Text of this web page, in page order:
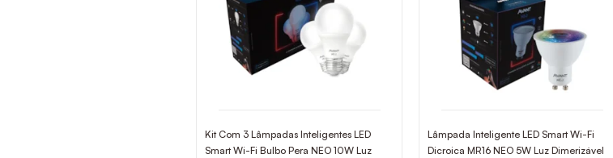
Kit Com 3 Lâmpadas Inteligentes LED
Smart Wi-Fi Bulbo Pera NEO 10W Luz
Lâmpada Inteligente LED Smart Wi-Fi
Dicroica MR16 NEO 5W Luz Dimerizável